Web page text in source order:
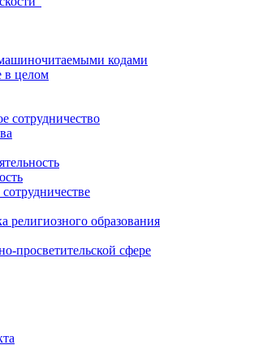
кодами
в целом
сотрудничество
религиозного образования
просветительской сфере